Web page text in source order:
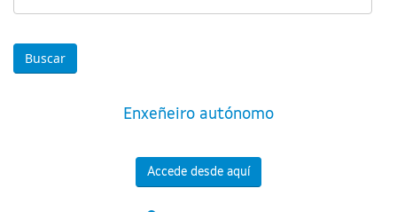
Enxeñeiro autónomo
Accede desde aquí